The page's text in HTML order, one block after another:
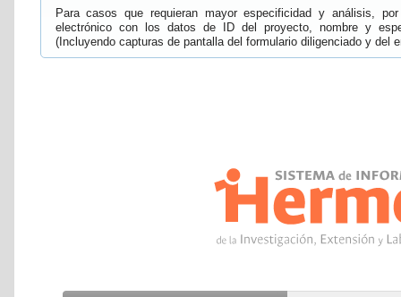
Para casos que requieran mayor especificidad y análisis,
electrónico con los datos de ID del proyecto, nombre y
(Incluyendo capturas de pantalla del formulario diligenciado y del